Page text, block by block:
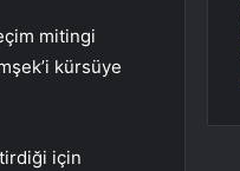
mitingi
kürsüye
için